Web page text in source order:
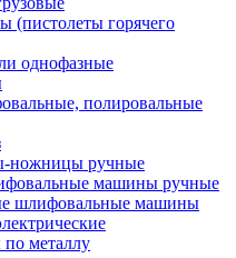
(пистолеты горячего
однофазные
полировальные
ножницы ручные
машины ручные
шлифовальные машины
металлу